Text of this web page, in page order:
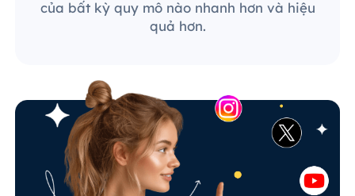
của bất kỳ quy mô nào nhanh hơn và hiệu
quả hơn.